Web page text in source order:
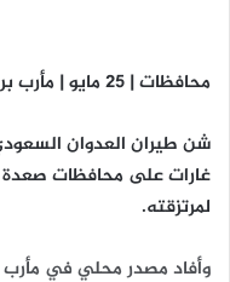
محافظات | 25 مايو | مأرب برس :
شن طيران العدوان
غارات على محافظات صعدة
لمرتزقته.
وأفاد مصدر محلي في